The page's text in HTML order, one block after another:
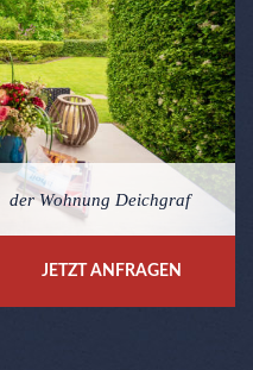
JETZT ANFRAGEN
der Wohnung Deichgraf